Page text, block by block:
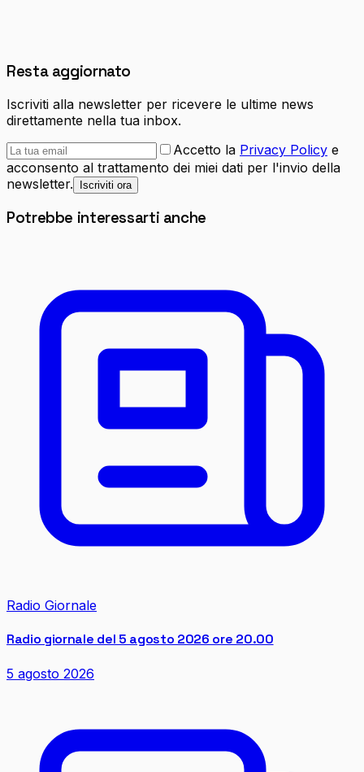
Resta aggiornato
Iscriviti alla newsletter per ricevere le ultime news
direttamente nella tua inbox.
Accetto la Privacy Policy e
acconsento al trattamento dei miei dati per l'invio della
newsletter.
Iscriviti ora
Potrebbe interessarti anche
Radio Giornale
Radio giornale del 5 agosto 2026 ore 20.00
5 agosto 2026